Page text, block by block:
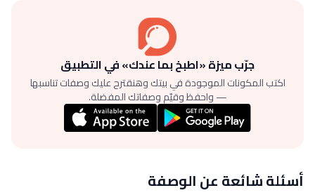
جرّب ميزة «اطبخ بما عندك» في التطبيق
اكتب المكونات الموجودة في بيتك وهنقترح عليك وصفات تناسبها
— واحفظ وقيّم وصفاتك المفضلة.
أسئلة شائعة عن الوصفة